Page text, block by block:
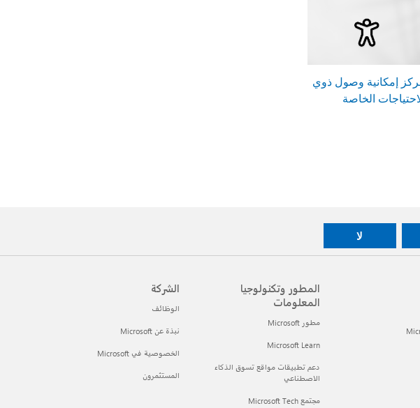
إمكانية وصول ذوي
الخاصة
لا
المطور وتكنولوجيا
المعلومات
مطور Microsoft
Microsoft Learn
دعم تطبيقات مواقع تسوق الذكاء
الاصطناعي
مجتمع Microsoft Tech
الشركة
الوظائف
نبذة عن Microsoft
الخصوصية في Microsoft
المستثمرون